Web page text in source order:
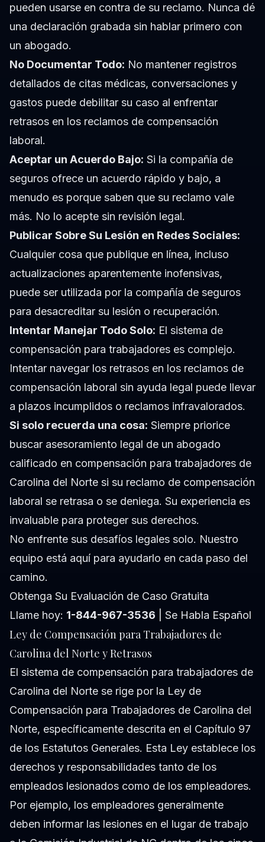
pueden usarse en contra de su reclamo. Nunca dé
una declaración grabada sin hablar primero con
un abogado.
No Documentar Todo: No mantener registros
detallados de citas médicas, conversaciones y
gastos puede debilitar su caso al enfrentar
retrasos en los reclamos de compensación
laboral.
Aceptar un Acuerdo Bajo: Si la compañía de
seguros ofrece un acuerdo rápido y bajo, a
menudo es porque saben que su reclamo vale
más. No lo acepte sin revisión legal.
Publicar Sobre Su Lesión en Redes Sociales:
Cualquier cosa que publique en línea, incluso
actualizaciones aparentemente inofensivas,
puede ser utilizada por la compañía de seguros
para desacreditar su lesión o recuperación.
Intentar Manejar Todo Solo: El sistema de
compensación para trabajadores es complejo.
Intentar navegar los retrasos en los reclamos de
compensación laboral sin ayuda legal puede llevar
a plazos incumplidos o reclamos infravalorados.
Si solo recuerda una cosa: Siempre priorice
buscar asesoramiento legal de un abogado
calificado en compensación para trabajadores de
Carolina del Norte si su reclamo de compensación
laboral se retrasa o se deniega. Su experiencia es
invaluable para proteger sus derechos.
No enfrente sus desafíos legales solo. Nuestro
equipo está aquí para ayudarlo en cada paso del
camino.
Obtenga Su Evaluación de Caso Gratuita
Llame hoy: 1-844-967-3536 | Se Habla Español
Ley de Compensación para Trabajadores de
Carolina del Norte y Retrasos
El sistema de compensación para trabajadores de
Carolina del Norte se rige por la Ley de
Compensación para Trabajadores de Carolina del
Norte, específicamente descrita en el Capítulo 97
de los Estatutos Generales. Esta Ley establece los
derechos y responsabilidades tanto de los
empleados lesionados como de los empleadores.
Por ejemplo, los empleadores generalmente
deben informar las lesiones en el lugar de trabajo